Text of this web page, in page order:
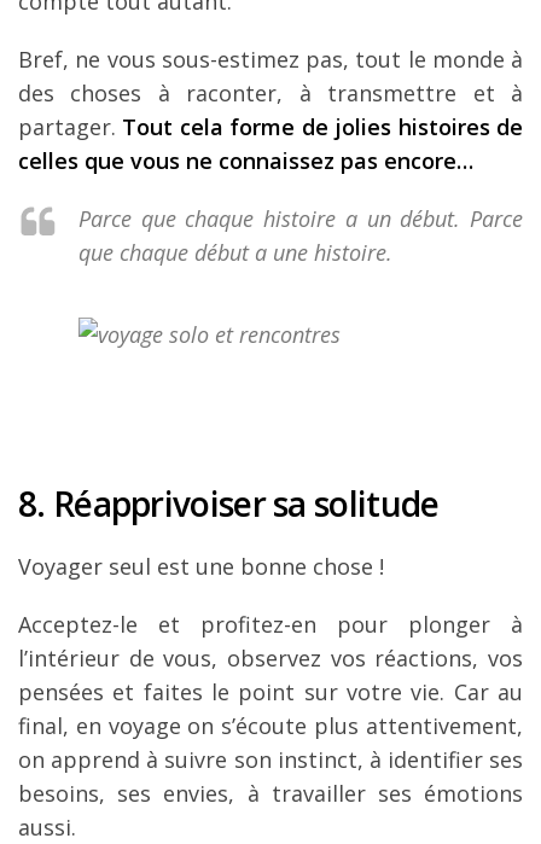
Bref, ne vous sous-estimez pas, tout le monde à
des choses à raconter, à transmettre et à
partager. Tout cela forme de jolies histoires de
celles que vous ne connaissez pas encore…
Parce que chaque histoire a un début. Parce
que chaque début a une histoire.
8. Réapprivoiser sa solitude
Voyager seul est une bonne chose !
Acceptez-le et profitez-en pour plonger à
l’intérieur de vous, observez vos réactions, vos
pensées et faites le point sur votre vie. Car au
final, en voyage on s’écoute plus attentivement,
on apprend à suivre son instinct, à identifier ses
besoins, ses envies, à travailler ses émotions
aussi.